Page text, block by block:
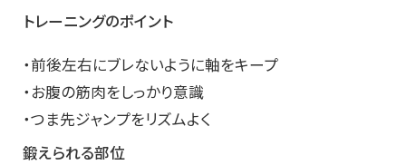
トレーニングのポイント
・前後左右にブレないように軸をキープ
・お腹の筋肉をしっかり意識
・つま先ジャンプをリズムよく
鍛えられる部位